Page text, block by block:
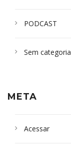
PODCAST
Sem categoria
META
Acessar